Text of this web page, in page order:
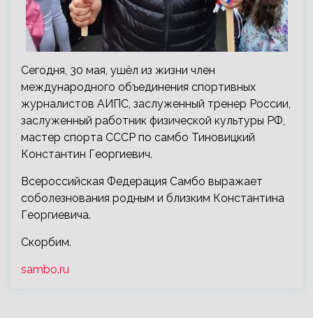
Сегодня, 30 мая, ушёл из жизни член
международного объединения спортивных
журналистов АИПС, заслуженный тренер России,
заслуженный работник физической культуры РФ,
мастер спорта СССР по самбо Тиновицкий
Константин Георгиевич.
Всероссийская Федерация Самбо выражает
соболезнования родным и близким Константина
Георгиевича.
Скорбим.
sambo.ru